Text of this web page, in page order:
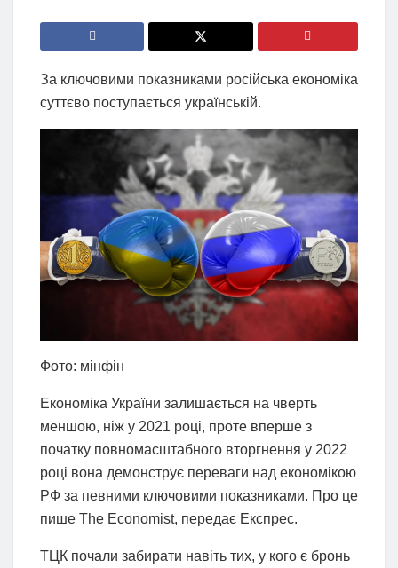
За ключовими показниками російська економіка
суттєво поступається українській.
Фото: мінфін
Економіка України залишається на чверть
меншою, ніж у 2021 році, проте вперше з
початку повномасштабного вторгнення у 2022
році вона демонструє переваги над економікою
РФ за певними ключовими показниками. Про це
пише The Economist, передає Експрес.
ТЦК почали забирати навіть тих, у кого є бронь